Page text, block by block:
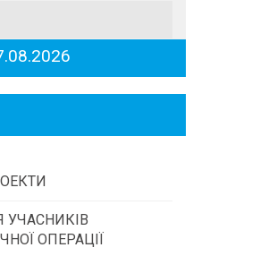
програм місцевого
УЧАСНИКІВ
ОПЕРАЦІЇ